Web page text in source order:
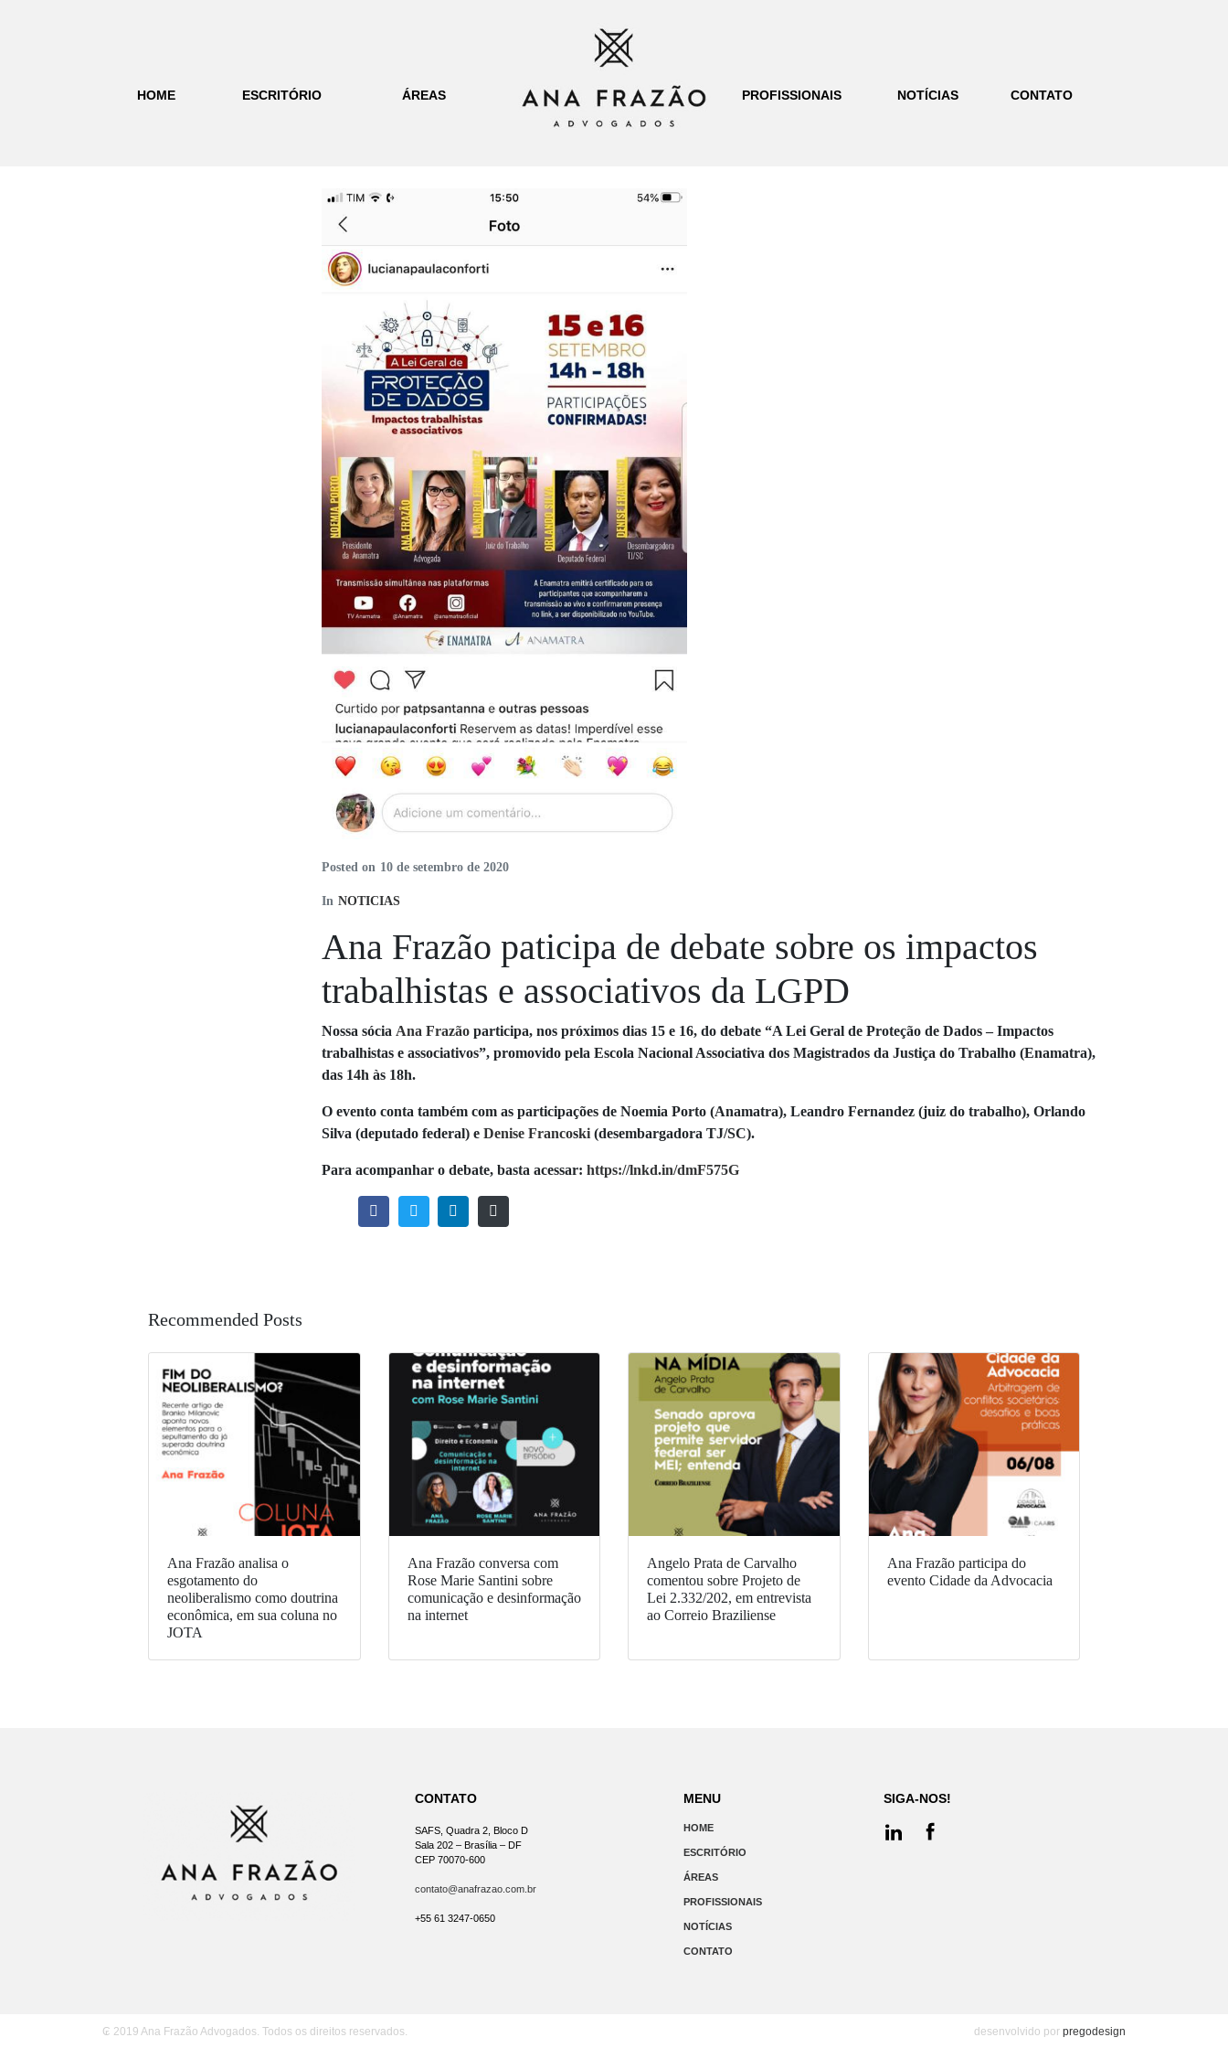
HOME ESCRITÓRIO ÁREAS PROFISSIONAIS NOTÍCIAS CONTATO
Posted on 10 de setembro de 2020
In NOTICIAS
Ana Frazão paticipa de debate sobre os impactos
trabalhistas e associativos da LGPD
Nossa sócia Ana Frazão participa, nos próximos dias 15 e 16, do debate “A Lei Geral de Proteção de Dados – Impactos
trabalhistas e associativos”, promovido pela Escola Nacional Associativa dos Magistrados da Justiça do Trabalho (Enamatra),
das 14h às 18h.
O evento conta também com as participações de Noemia Porto (Anamatra), Leandro Fernandez (juiz do trabalho), Orlando
Silva (deputado federal) e Denise Francoski (desembargadora TJ/SC).
Para acompanhar o debate, basta acessar: https://lnkd.in/dmF575G
Recommended Posts
Ana Frazão analisa o
esgotamento do
neoliberalismo como doutrina
econômica, em sua coluna no
JOTA
Ana Frazão conversa com
Rose Marie Santini sobre
comunicação e desinformação
na internet
Angelo Prata de Carvalho
comentou sobre Projeto de
Lei 2.332/202, em entrevista
ao Correio Braziliense
Ana Frazão participa do
evento Cidade da Advocacia
CONTATO
SAFS, Quadra 2, Bloco D
Sala 202 – Brasília – DF
CEP 70070-600
contato@anafrazao.com.br
+55 61 3247-0650
MENU
HOME
ESCRITÓRIO
ÁREAS
PROFISSIONAIS
NOTÍCIAS
CONTATO
SIGA-NOS!
₢ 2019 Ana Frazão Advogados. Todos os direitos reservados. desenvolvido por pregodesign